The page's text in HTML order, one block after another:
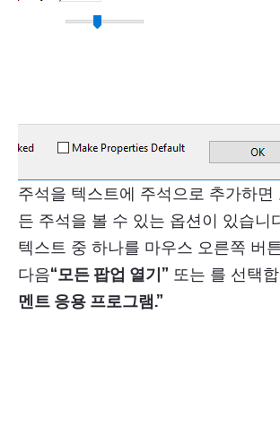
주석을 텍스트에 주석으로 추가하면
든 주석을 볼 수 있는 옵션이 있습니
텍스트 중 하나를 마우스 오른쪽 버
다음“모든 팝업 열기” 또는 를 선택
멘트 응용 프로그램.”